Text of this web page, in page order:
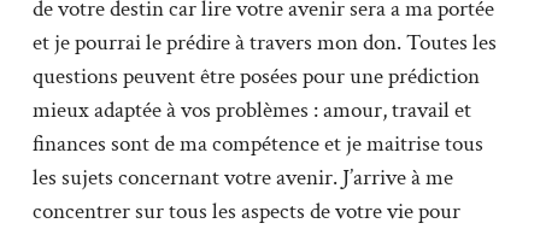
de votre destin car lire votre avenir sera a ma portée
et je pourrai le prédire à travers mon don. Toutes les
questions peuvent être posées pour une prédiction
mieux adaptée à vos problèmes : amour, travail et
finances sont de ma compétence et je maitrise tous
les sujets concernant votre avenir. J’arrive à me
concentrer sur tous les aspects de votre vie pour